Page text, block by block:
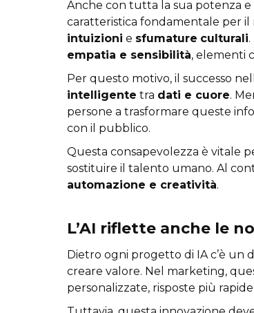
Anche con tutta la sua potenza e
caratteristica fondamentale per
intuizioni e sfumature culturali
empatia e sensibilità, elementi
Per questo motivo, il successo
intelligente tra dati e cuore.
persone a trasformare queste
con il pubblico.
Questa consapevolezza è vitale
sostituire il talento umano. Al
automazione e creatività.
L’AI riflette anche le
Dietro ogni progetto di IA c’è un
creare valore. Nel marketing,
personalizzate, risposte più